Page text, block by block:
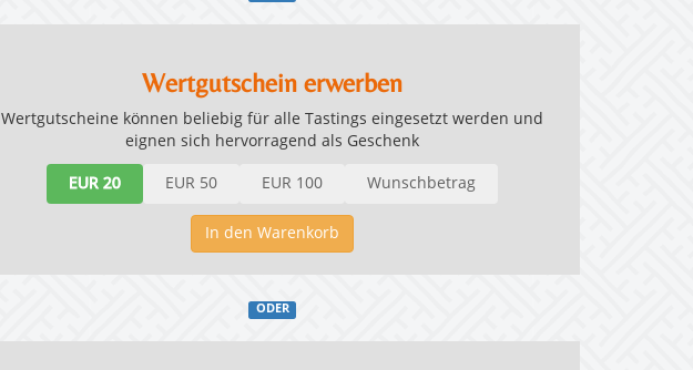
Wertgutschein erwerben
Wertgutscheine können beliebig für alle Tastings eingesetzt werden und
eignen sich hervorragend als Geschenk
EUR 20 EUR 50 EUR 100 Wunschbetrag
In den Warenkorb
ODER